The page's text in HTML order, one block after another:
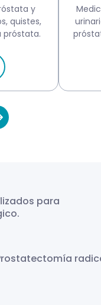
y
quistes,
próstata.
para